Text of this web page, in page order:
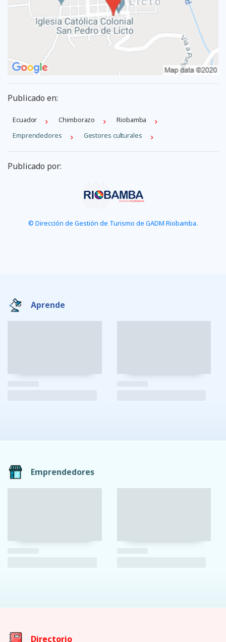
Publicado en:
Ecuador Chimborazo
Riobamba
Emprendedores
Gestores culturales
Publicado por:
© Dirección de Gestión de Turismo de GADM Riobamba.
Aprende
Emprendedores
Directorio